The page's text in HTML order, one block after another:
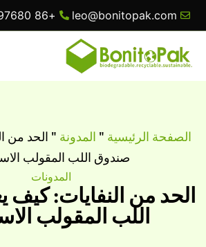
leo@bonitopak.com
+86 13412097680
الصفحة الرئيسية " المدونة " الحد من
صندوق اللب المقولب
المدونات
الحد من النفايات:
اللب المقولب